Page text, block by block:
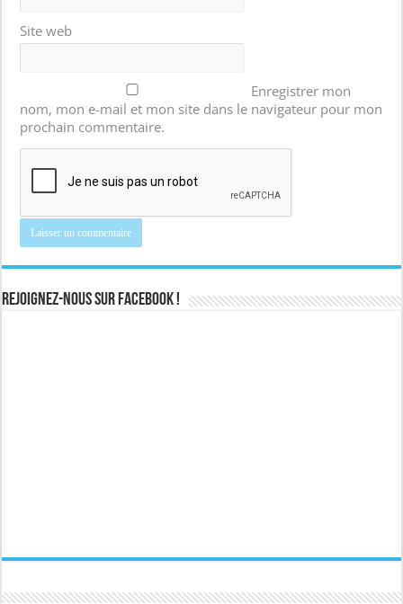
Site web
Enregistrer mon
nom, mon e-mail et mon site dans le navigateur pour mon
prochain commentaire.
Rejoignez-nous sur Facebook !